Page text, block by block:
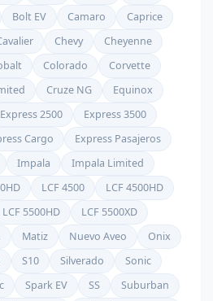
Bolt EV Camaro
Caprice
Chevy
Cheyenne
Colorado
Corvette
Cruze NG
Equinox
Express 2500
Express 3500
Cargo
Express Pasajeros
Impala
Impala Limited
LCF 4500
LCF 4500HD
LCF 5500HD
LCF 5500XD
Matiz Nuevo Aveo
Onix
S10 Silverado
Sonic
Spark EV SS
Suburban